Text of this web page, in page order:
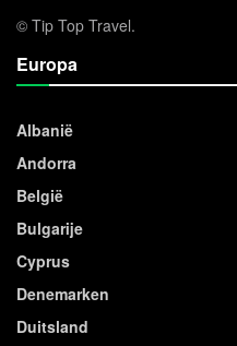
© Tip Top Travel.
Europa
Albanië
Andorra
België
Bulgarije
Cyprus
Denemarken
Duitsland